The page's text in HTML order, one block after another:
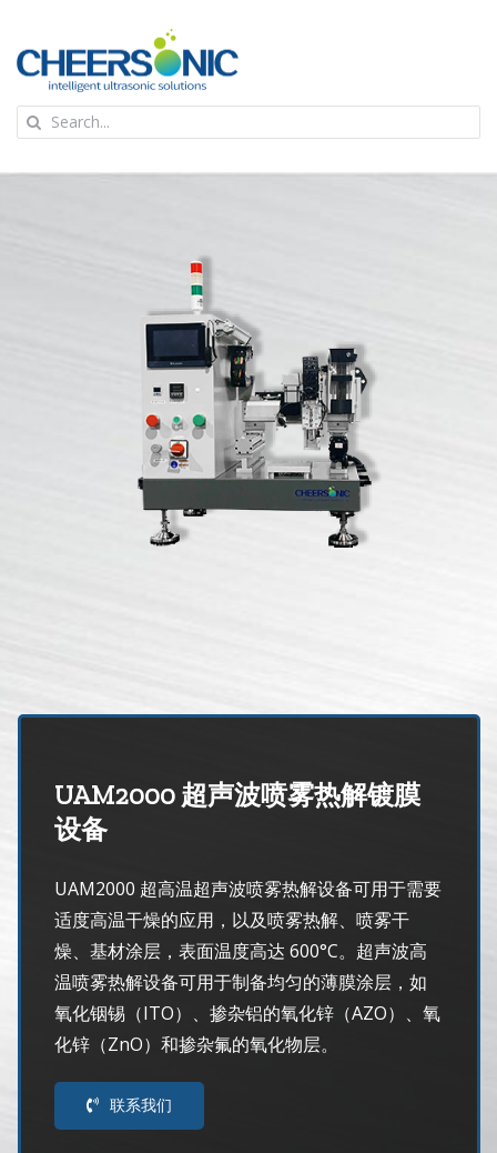
content
粉体行业技术科普
超声波喷涂原理
喷涂的影响因素
超声波喷雾成型系统
ENGLISH
Search
UAM2000 超声波喷雾热解镀膜
设备
UAM2000 超高温超声波喷雾热解设备可用于需要
适度高温干燥的应用，以及喷雾热解、喷雾干
燥、基材涂层，表面温度高达 600°C。超声波高
温喷雾热解设备可用于制备均匀的薄膜涂层，如
氧化铟锡（ITO）、掺杂铝的氧化锌（AZO）、氧
化锌（ZnO）和掺杂氟的氧化物层。
联系我们